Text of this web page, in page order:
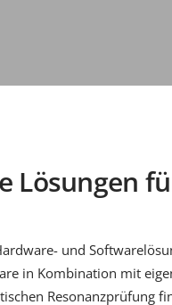
Lösungen
und
in Kombination mit
Resonanzprüfung